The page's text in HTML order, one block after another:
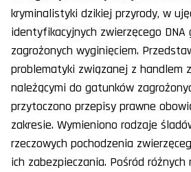
kryminalistyki dzikiej przyrody, w
identyfikacyjnych zwierzęcego DNA
zagrożonych wyginięciem.
problematyki związanej z handlem
należącymi do gatunków
przytoczono przepisy prawne
zakresie. Wymieniono rodzaje
rzeczowych pochodzenia
ich zabezpieczania. Pośród różnych